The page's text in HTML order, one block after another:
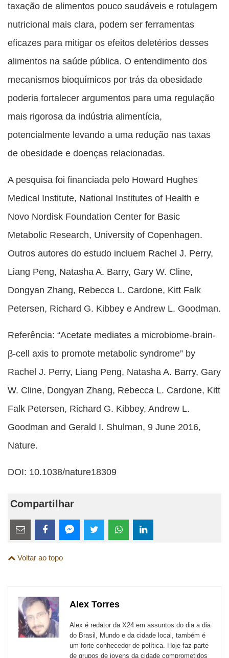
taxação de alimentos pouco saudáveis e rotulagem
nutricional mais clara, podem ser ferramentas
eficazes para mitigar os efeitos deletérios desses
alimentos na saúde pública. O entendimento dos
mecanismos bioquímicos por trás da obesidade
poderia fortalecer argumentos para uma regulação
mais rigorosa da indústria alimentícia,
potencialmente levando a uma redução nas taxas
de obesidade e doenças relacionadas.
A pesquisa foi financiada pelo Howard Hughes
Medical Institute, National Institutes of Health e
Novo Nordisk Foundation Center for Basic
Metabolic Research, University of Copenhagen.
Outros autores do estudo incluem Rachel J. Perry,
Liang Peng, Natasha A. Barry, Gary W. Cline,
Dongyan Zhang, Rebecca L. Cardone, Kitt Falk
Petersen, Richard G. Kibbey e Andrew L. Goodman.
Referência: “Acetate mediates a microbiome-brain-
β-cell axis to promote metabolic syndrome” by
Rachel J. Perry, Liang Peng, Natasha A. Barry, Gary
W. Cline, Dongyan Zhang, Rebecca L. Cardone, Kitt
Falk Petersen, Richard G. Kibbey, Andrew L.
Goodman and Gerald I. Shulman, 9 June 2016,
Nature.
DOI: 10.1038/nature18309
Compartilhar
Estes
links
são
sites
externos
esta
Email
esta
FacebookMessenger
TwitterWhatsApp
Voltar ao topo
Alex Torres
Alex é redator da X24 em assuntos do dia a dia
do Brasil, Mundo e da cidade local, também é
um forte conhecedor de política. Hoje faz parte
de grupos de jovens da cidade comprometidos